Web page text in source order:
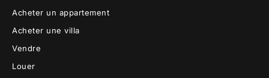
Acheter un appartement
Acheter une villa
Vendre
Louer